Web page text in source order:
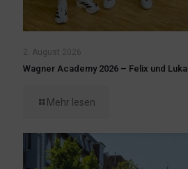
2. August 2026
Wagner Academy 2026 – Felix und
Mehr lesen